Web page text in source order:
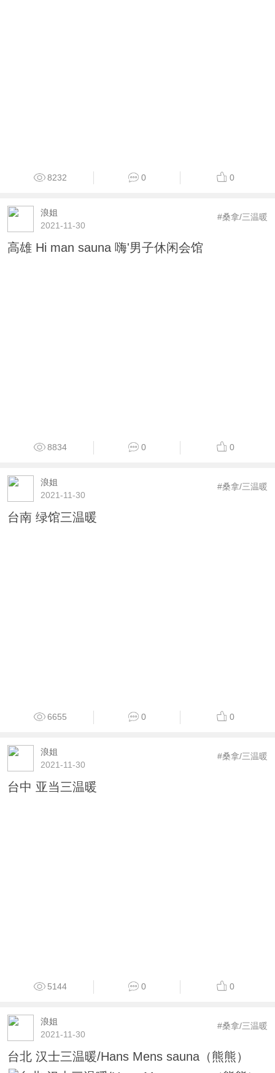
8232 0 0
浪姐
2021-11-30
#桑拿/三温暖
高雄 Hi man sauna 嗨'男子休闲会馆
8834 0 0
浪姐
2021-11-30
#桑拿/三温暖
台南 绿馆三温暖
6655 0 0
浪姐
2021-11-30
#桑拿/三温暖
台中 亚当三温暖
5144 0 0
浪姐
2021-11-30
#桑拿/三温暖
台北 汉士三温暖/Hans Mens sauna（熊熊）